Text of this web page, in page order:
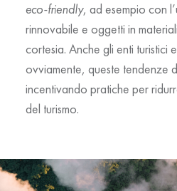
eco-friendly, ad esempio con
rinnovabile e oggetti in
cortesia. Anche gli enti turistici
ovviamente, queste tendenze
incentivando pratiche per
del turismo.